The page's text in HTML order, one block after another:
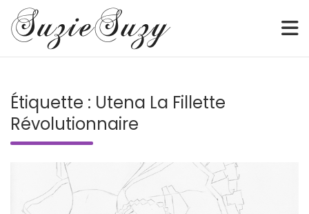
content
SuzieSuzy
Sketch • Watercolor • Illustration • Webcomic • Digital
Étiquette : Utena La Fillette
Révolutionnaire